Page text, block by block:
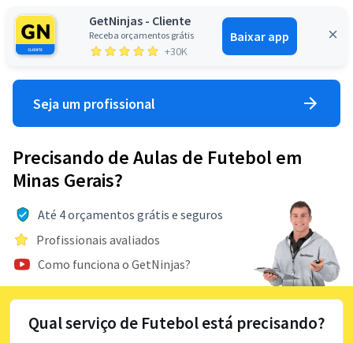
GetNinjas - Cliente
Receba orçamentos grátis
+30K
Baixar app
Entrar
Seja um profissional
Precisando de Aulas de Futebol em
Minas Gerais?
Até 4 orçamentos grátis e seguros
Profissionais avaliados
Como funciona o GetNinjas?
Qual serviço de Futebol está precisando?